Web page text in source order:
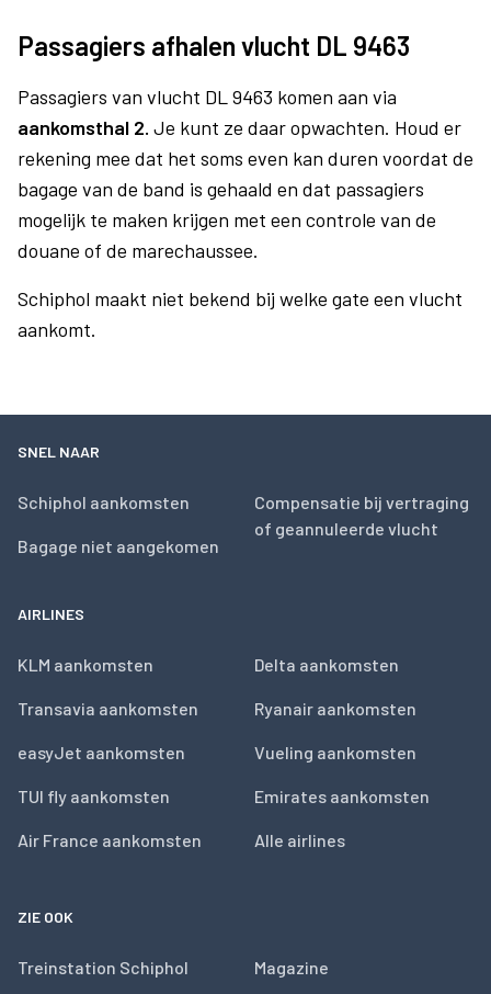
Passagiers afhalen vlucht DL 9463
Passagiers van vlucht DL 9463 komen aan via
aankomsthal 2. Je kunt ze daar opwachten. Houd er
rekening mee dat het soms even kan duren voordat de
bagage van de band is gehaald en dat passagiers
mogelijk te maken krijgen met een controle van de
douane of de marechaussee.
Schiphol maakt niet bekend bij welke gate een vlucht
aankomt.
SNEL NAAR
Schiphol aankomsten
Bagage niet aangekomen
Compensatie bij vertraging
of geannuleerde vlucht
AIRLINES
KLM aankomsten
Transavia aankomsten
easyJet aankomsten
TUI fly aankomsten
Air France aankomsten
Delta aankomsten
Ryanair aankomsten
Vueling aankomsten
Emirates aankomsten
Alle airlines
ZIE OOK
Treinstation Schiphol Magazine